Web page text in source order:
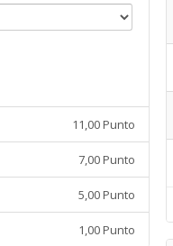
11,00 Punto
7,00 Punto
5,00 Punto
1,00 Punto